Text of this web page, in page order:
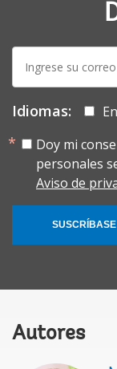
mail:
Idiomas:
Doy mi
personales
Aviso de
SUSCRÍBASE
Autores